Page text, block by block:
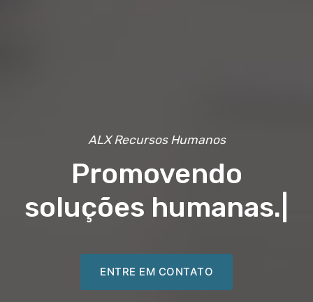
ALX Recursos Humanos
Promovendo
soluções humanas.
ENTRE EM CONTATO